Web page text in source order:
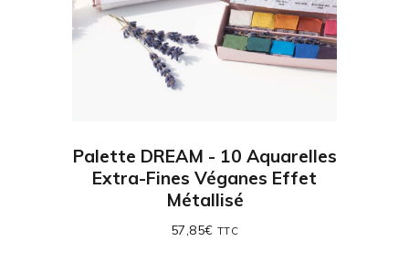
Palette DREAM - 10 Aquarelles
Extra-Fines Véganes Effet
Métallisé
57,85€ TTC